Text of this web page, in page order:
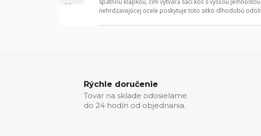
spätnou klapkou, čím vytvára sací kôš s vyššou
nehrdzavejúcej ocele poskytuje toto sitko dlhodobú
Rýchle doručenie
Tovar na sklade odosielame
do 24 hodín od objednania.